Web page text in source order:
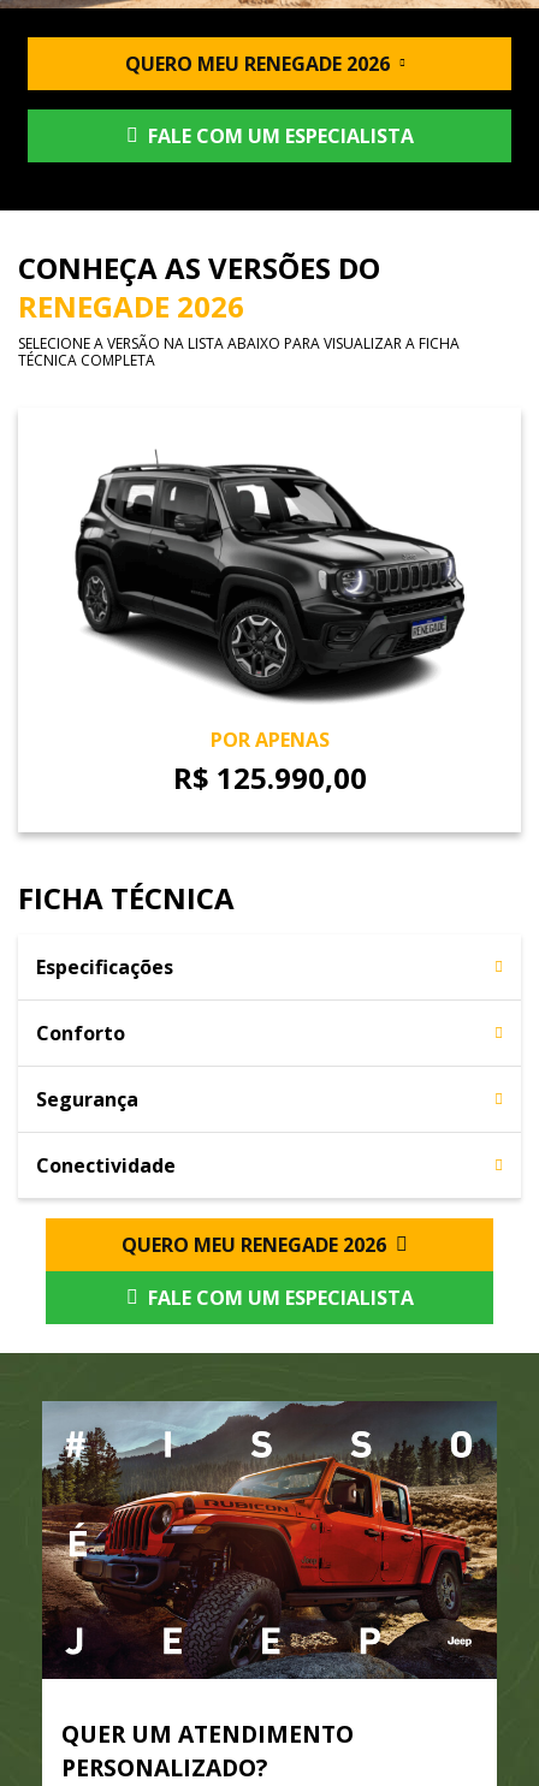
QUERO MEU RENEGADE 2026
FALE COM UM ESPECIALISTA
CONHEÇA AS VERSÕES DO
RENEGADE 2026
SELECIONE A VERSÃO NA LISTA ABAIXO PARA VISUALIZAR A FICHA
TÉCNICA COMPLETA
POR APENAS
R$ 125.990,00
FICHA TÉCNICA
Especificações
Conforto
Segurança
Conectividade
QUERO MEU RENEGADE 2026
FALE COM UM ESPECIALISTA
QUER UM ATENDIMENTO
PERSONALIZADO?